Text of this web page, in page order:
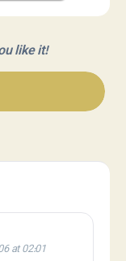
like it!
at 02:01